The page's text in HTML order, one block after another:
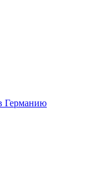
Германию